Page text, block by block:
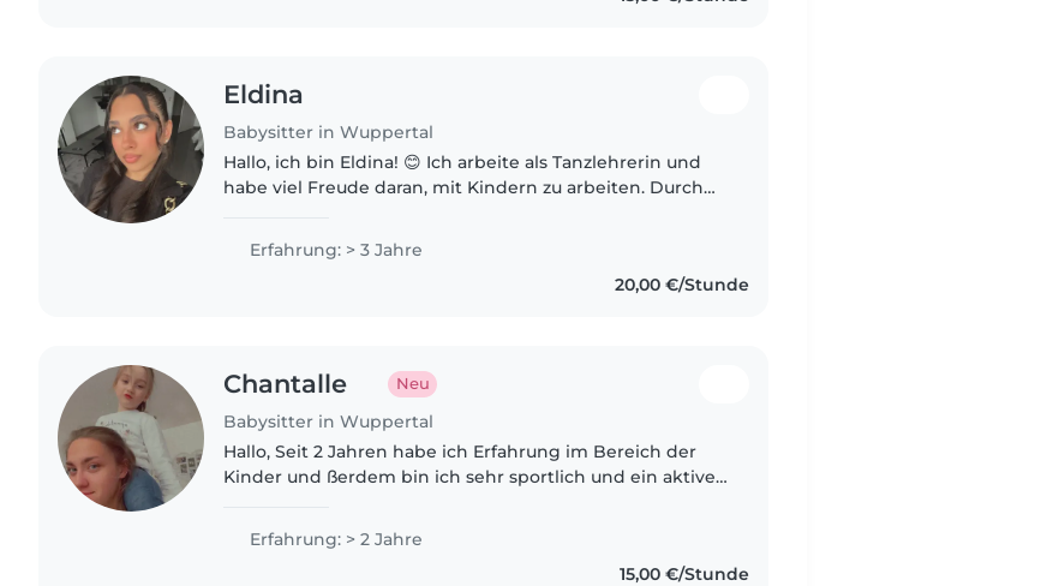
Eldina
Babysitter in Wuppertal
Hallo, ich bin Eldina! 😊 Ich arbeite als Tanzlehrerin und
habe viel Freude daran, mit Kindern zu arbeiten. Durch
und kreativ. Mir..
Erfahrung: > 3 Jahre
20,00 €/Stunde
Chantalle Neu
Babysitter in Wuppertal
Hallo, Seit 2 Jahren habe ich Erfahrung im Bereich der
Kinder und ßerdem bin ich sehr sportlich und ein aktiver
haben.
Erfahrung: > 2 Jahre
15,00 €/Stunde